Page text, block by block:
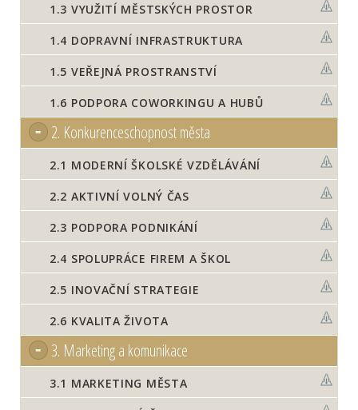
1.3 VYUŽITÍ MĚSTSKÝCH PROSTOR
1.4 DOPRAVNÍ INFRASTRUKTURA
1.5 VEŘEJNÁ PROSTRANSTVÍ
1.6 PODPORA COWORKINGU A HUBŮ
2. Konkurenceschopnost města
2.1 MODERNÍ ŠKOLSKÉ VZDĚLÁVÁNÍ
2.2 AKTIVNÍ VOLNÝ ČAS
2.3 PODPORA PODNIKÁNÍ
2.4 SPOLUPRÁCE FIREM A ŠKOL
2.5 INOVAČNÍ STRATEGIE
2.6 KVALITA ŽIVOTA
3. Marketing a komunikace
3.1 MARKETING MĚSTA